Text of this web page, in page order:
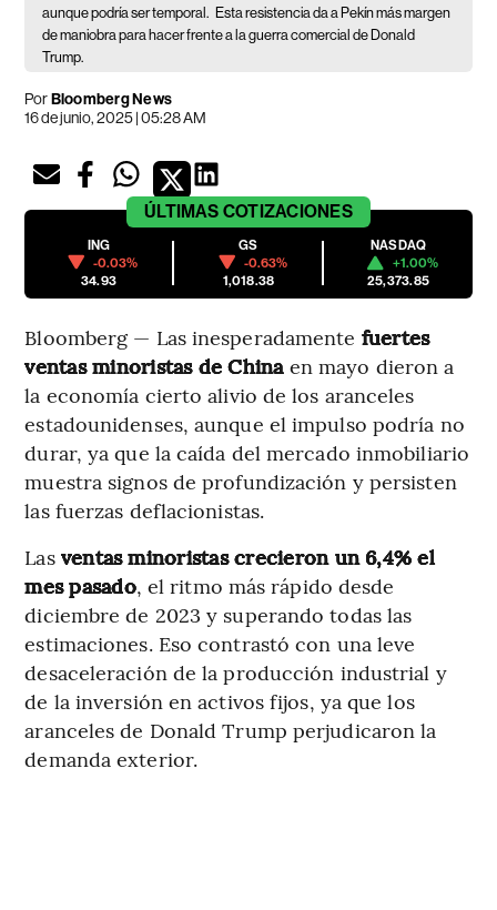
aunque podría ser temporal. Esta resistencia da a Pekín más margen
de maniobra para hacer frente a la guerra comercial de Donald
Trump.
PorBloomberg News
16 de junio, 2025 | 05:28 AM
ÚLTIMAS COTIZACIONES
ING
-0.03%
34.93
GS
-0.63%
1,018.38
NASDAQ
+1.00%
25,373.85
Bloomberg — Las inesperadamente fuertes
ventas minoristas de Chinaen mayo dieron a
la economía cierto alivio de los aranceles
estadounidenses, aunque el impulso podría no
durar, ya que la caída del mercado inmobiliario
muestra signos de profundización y persisten
las fuerzas deflacionistas.
Las ventas minoristas crecieron un 6,4% el
mes pasado, el ritmo más rápido desde
diciembre de 2023 y superando todas las
estimaciones. Eso contrastó con una leve
desaceleración de la producción industrial y
de la inversión en activos fijos, ya que los
aranceles de Donald Trump perjudicaron la
demanda exterior.